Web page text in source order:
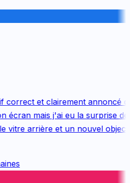
et clairement annoncé
mais j'ai eu la surprise de
arrière et un nouvel